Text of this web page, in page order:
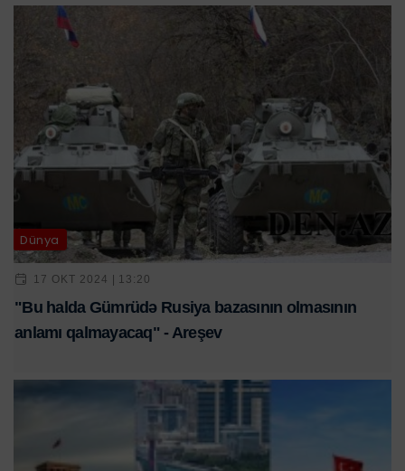
Dünya
17 OKT 2024 | 13:20
"Bu halda Gümrüdə Rusiya bazasının olmasının
anlamı qalmayacaq" - Areşev